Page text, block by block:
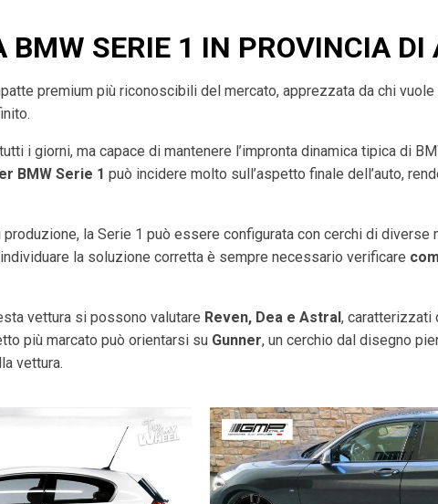
BMW SERIE 1 IN PROVINCIA DI
premium più riconoscibili del mercato, apprezzata da chi vuole
i giorni, ma capace di mantenere l’impronta dinamica tipica di
BMW Serie 1 può incidere molto sull’aspetto finale dell’auto,
produzione, la Serie 1 può essere configurata con cerchi di diverse
la soluzione corretta è sempre necessario verificare
vettura si possono valutare Reven, Dea e Astral, caratterizzati
più marcato può orientarsi su Gunner, un cerchio dal disegno
vettura.